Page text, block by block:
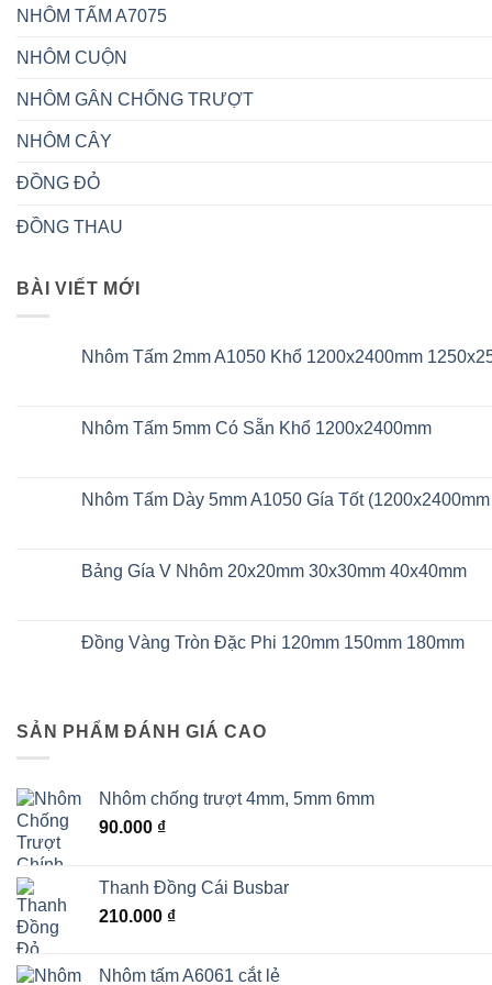
NHÔM TẤM A7075
NHÔM CUỘN
NHÔM GÂN CHỐNG TRƯỢT
NHÔM CÂY
ĐỒNG ĐỎ
ĐỒNG THAU
BÀI VIẾT MỚI
Nhôm Tấm 2mm A1050 Khổ 1200x2400mm
luận
ở
A1050
Khổ
Nhôm Tấm 5mm Có Sẵn Khổ 1200x2400mm
luận
ở
Có
Sẵn
Nhôm Tấm Dày 5mm A1050 Gía Tốt
luận
ở
5mm
A1050
Bảng Gía V Nhôm 20x20mm 30x30mm 40x40mm
luận
ở
20x20mm
30x30mm
Đồng Vàng Tròn Đặc Phi 120mm 150mm 180mm
Đồng
Phi
120mm
150mm
180mm
SẢN PHẨM ĐÁNH GIÁ CAO
Nhôm chống trượt 4mm, 5mm 6mm
90.000 ₫
Thanh Đồng Cái Busbar
210.000 ₫
Nhôm tấm A6061 cắt lẻ